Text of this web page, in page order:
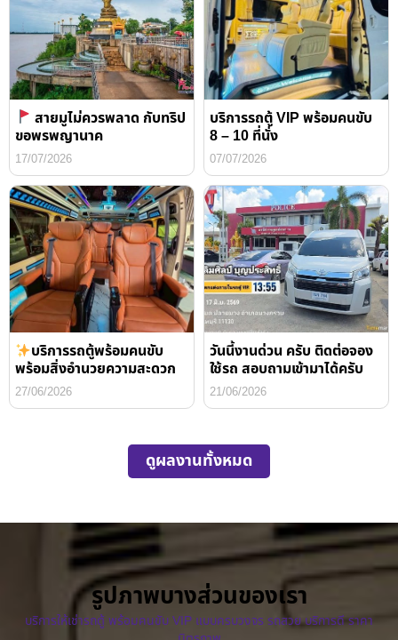
สายมูไม่ควรพลาด กับทริป
ขอพรพญานาค
17/07/2026
บริการรถตู้ VIP พร้อมคนขับ
8 – 10 ที่นั่ง
07/07/2026
บริการรถตู้พร้อมคนขับ
พร้อมสิ่งอำนวยความสะดวก
27/06/2026
วันนี้งานด่วน ครับ ติดต่อจอง
ใช้รถ สอบถามเข้ามาได้ครับ
21/06/2026
ดูผลงานทั้งหมด
รูปภาพบางส่วนของเรา
บริการให้เช่ารถตู้ พร้อมคนขับ VIP แบบครบวงจร รถสวย บริการดี ราคา